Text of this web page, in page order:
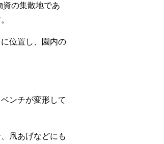
資の集散地であ
位置し、園内の
ンチが変形して
凧あげなどにも